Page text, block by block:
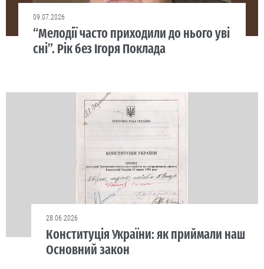
09.07.2026
“Мелодії часто приходили до нього уві
сні”. Рік без Ігоря Поклада
28.06.2026
Конституція України: як приймали наш
Основний закон